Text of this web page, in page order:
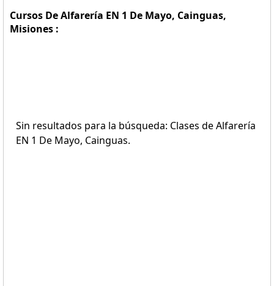
Cursos De Alfarería EN 1 De Mayo, Cainguas,
Misiones :
Sin resultados para la búsqueda: Clases de Alfarería
EN 1 De Mayo, Cainguas.